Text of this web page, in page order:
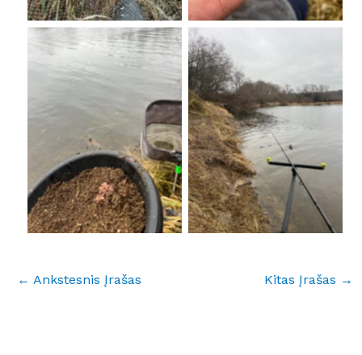
No Caption No Caption
← Ankstesnis Įrašas Kitas Įrašas →